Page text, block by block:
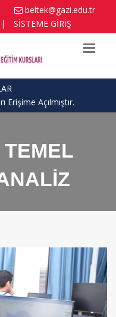
beltek@gazi.edu.tr
| SİSTEME GİRİŞ
Açılmıştır.